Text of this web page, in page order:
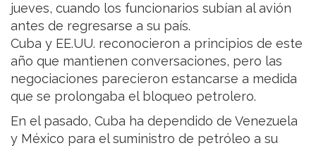
jueves, cuando los funcionarios subían al avión
antes de regresarse a su país.
Cuba y EE.UU. reconocieron a principios de este
año que mantienen conversaciones, pero las
negociaciones parecieron estancarse a medida
que se prolongaba el bloqueo petrolero.
En el pasado, Cuba ha dependido de Venezuela
y México para el suministro de petróleo a su